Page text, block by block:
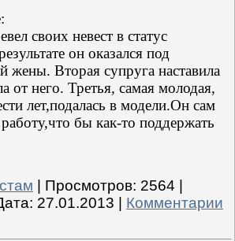
своих невест в статус
он оказался под
жены. Вторая супруга наставила
от него. Третья, самая молодая,
лет,подалась в модели.Он сам
бы как-то поддержать
Просмотров: 2564
27.01.2013
Комментарии